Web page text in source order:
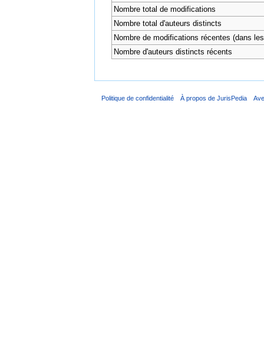
Nombre total de modifications
Nombre total d'auteurs distincts
Nombre de modifications récentes (dans
Nombre d'auteurs distincts récents
Politique de confidentialité À propos de JurisPedia